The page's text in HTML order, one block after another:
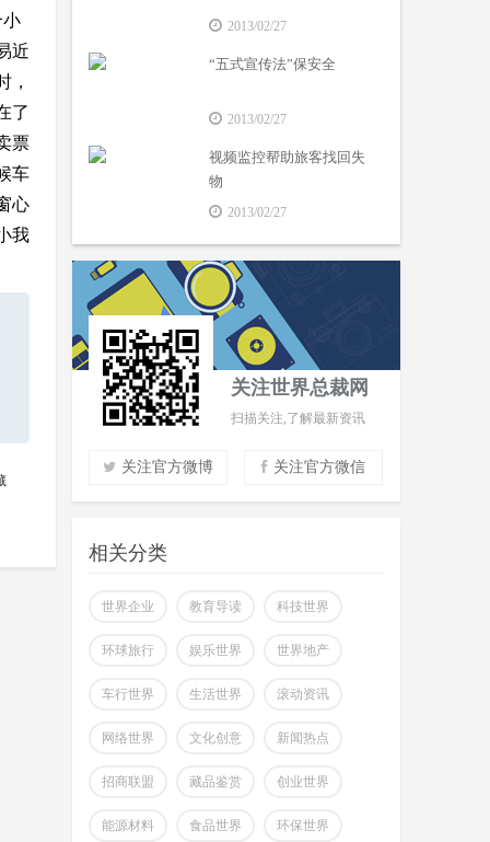
小
近
，
了
票
车
心
我
2013/02/27
“五式宣传法”保安全
2013/02/27
视频监控帮助旅客找回失
物
2013/02/27
关注世界总裁网
扫描关注,了解最新资讯
关注官方微博 关注官方微信
掌握市场风云动态
改变你所看到的世界
相关分类
世界企业 教育导读 科技世界
环球旅行 娱乐世界 世界地产
车行世界 生活世界 滚动资讯
网络世界 文化创意 新闻热点
招商联盟 藏品鉴赏 创业世界
能源材料 食品世界 环保世界